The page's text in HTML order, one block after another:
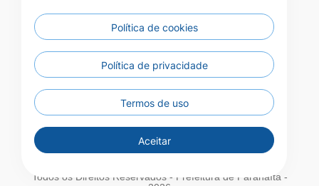
Todos os Direitos Reservados - Prefeitura de Paranaíta -
Política de cookies
Política de privacidade
Termos de uso
Aceitar